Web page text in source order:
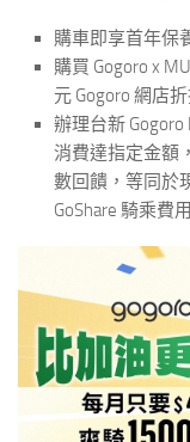
購車即享首年保
購買 Gogoro x
元 Gogoro 網店
辦理台新
消費達指定金額
數回饋，等同於
GoShare 騎乘費